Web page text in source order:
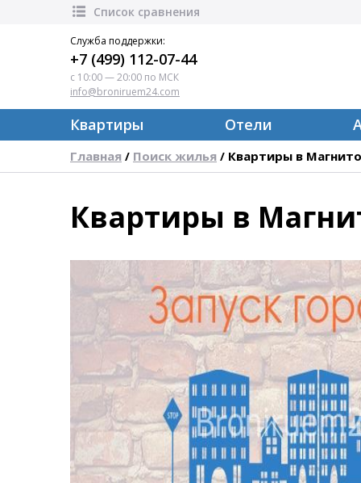
Список сравнения
Служба поддержки:
+7 (499) 112-07-44
с 10:00 — 20:00 по МСК
info@broniruem24.com
Квартиры Отели
Главная / Поиск жилья / Квартиры в
Квартиры в